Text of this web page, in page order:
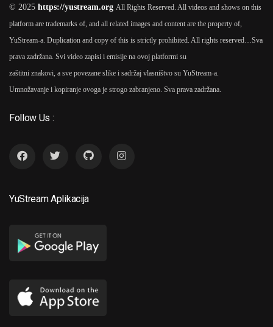
© 2025 https://yustream.org All Rights Reserved. All videos and shows on this
platform are trademarks of, and all related images and content are the property of,
YuStream-a. Duplication and copy of this is strictly prohibited. All rights reserved…Sva
prava zadržana. Svi video zapisi i emisije na ovoj platformi su
zaštitni znakovi, a sve povezane slike i sadržaj vlasništvo su YuStream-a.
Umnožavanje i kopiranje ovoga je strogo zabranjeno. Sva prava zadržana.
Follow Us :
YuStream Aplikacija